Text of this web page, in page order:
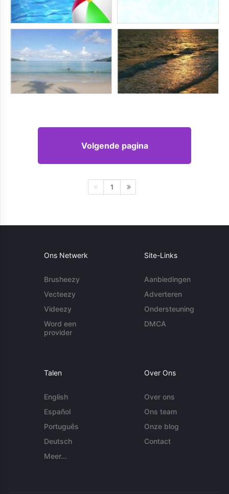
Volgende pagina
1
Ons Netwerk
Brusheezy
Vecteezy
Videezy
Word een
provider
Site-Links
Aanbiedingen
Adverteren
Ondersteuning
DMCA
Talen
English
Español
Português
Deutsch
Meer...
Over Ons
Over ons
Ons team
Onze blog
Contact